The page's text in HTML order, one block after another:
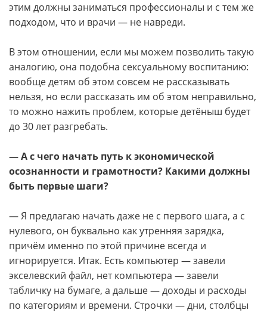
этим должны заниматься профессионалы и с тем же
подходом, что и врачи — не навреди.
В этом отношении, если мы можем позволить такую
аналогию, она подобна сексуальному воспитанию:
вообще детям об этом совсем не рассказывать
нельзя, но если рассказать им об этом неправильно,
то можно нажить проблем, которые детёныш будет
до 30 лет разгребать.
— А с чего начать путь к экономической
осознанности и грамотности? Какими должны
быть первые шаги?
— Я предлагаю начать даже не с первого шага, а с
нулевого, он буквально как утренняя зарядка,
причём именно по этой причине всегда и
игнорируется. Итак. Есть компьютер — завели
экселевский файл, нет компьютера — завели
табличку на бумаге, а дальше — доходы и расходы
по категориям и времени. Строчки — дни, столбцы